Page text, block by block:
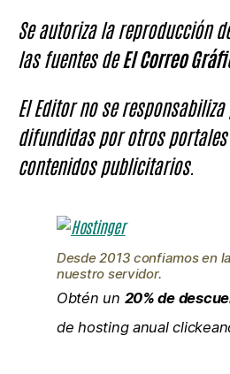
Se autoriza la reproducción
las fuentes deEl Correo
El Editor no se
difundidas por otros
contenidos publicitarios.
Desde 2013 confiamos en
nuestro servidor.
Obtén un 20% de
de hosting anual